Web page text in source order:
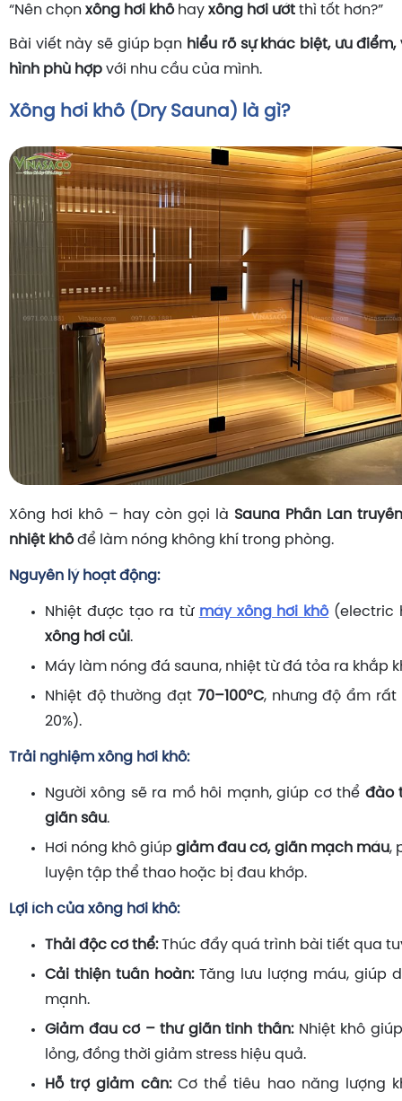
“Nên chọn xông hơi khôhay xông hơi ướt thì tốt hơn?”
Bài viết này sẽ giúp bạn hiểu rõ sự khác biệt, ưu
hình phù hợp với nhu cầu của mình.
Xông hơi khô (Dry Sauna) là gì?
Xông hơi khô – hay còn gọi là Sauna Phần Lan
nhiệt khôđể làm nóng không khí trong phòng.
Nguyên lý hoạt động:
Nhiệt được tạo ra từ máy xông hơi khô(electric
xông hơi củi.
Máy làm nóng đá sauna, nhiệt từ đá tỏa ra khắp
Nhiệt độ thường đạt 70–100°C, nhưng độ ẩm rất
20%).
Trải nghiệm xông hơi khô:
Người xông sẽ ra mồ hôi mạnh, giúp cơ thể đào
giãn sâu.
Hơi nóng khô giúpgiảm đau cơ, giãn mạch máu,
luyện tập thể thao hoặc bị đau khớp.
Lợi ích của xông hơi khô:
Thải độc cơ thể:Thúc đẩy quá trình bài tiết qua
Cải thiện tuần hoàn:Tăng lưu lượng máu, giúp
mạnh.
Giảm đau cơ – thư giãn tinh thần:Nhiệt khô
lỏng, đồng thời giảm stress hiệu quả.
Hỗ trợ giảm cân:Cơ thể tiêu hao năng lượng